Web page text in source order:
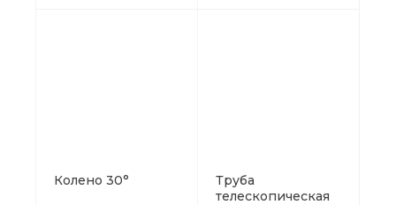
Колено 30°
Труба
телескопическая